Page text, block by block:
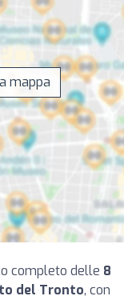
mappa
completo delle 8
del Tronto, con